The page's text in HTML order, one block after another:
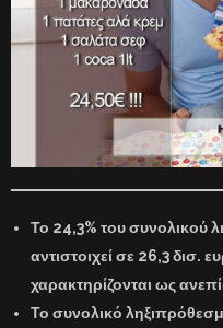
Το 24,3% του συνολικού
αντιστοιχεί σε 26,3 δισ.
χαρακτηρίζονται ως
Το συνολικό